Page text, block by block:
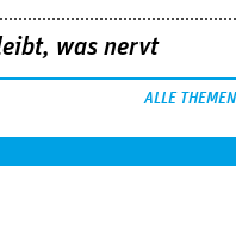
was nervt
ALLE THEMEN